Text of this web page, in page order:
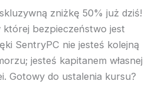
zniżkę 50% już dziś!
której bezpieczeństwo jest
SentryPC nie jesteś kolejną
jesteś kapitanem własnej
Gotowy do ustalenia kursu?